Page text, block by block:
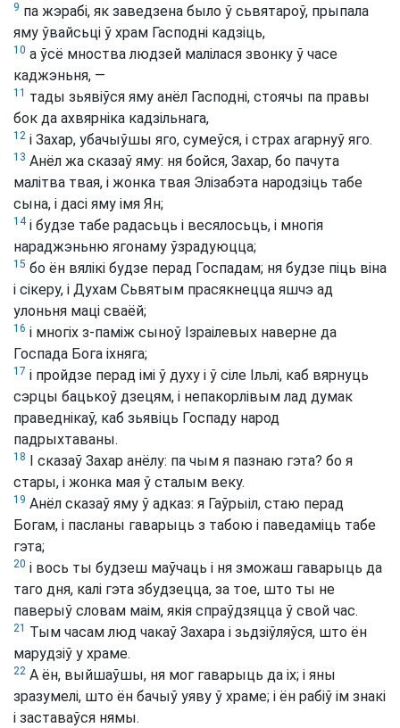
9 па жэрабі, як заведзена было ў сьвятароў, прыпала
яму ўвайсьці ў храм Гасподні кадзіць,
10 а ўсё мноства людзей малілася звонку ў часе
каджэньня, —
11 тады зьявіўся яму анёл Гасподні, стоячы па правы
бок да ахвярніка кадзільнага,
12 і Захар, убачыўшы яго, сумеўся, і страх агарнуў яго.
13 Анёл жа сказаў яму: ня бойся, Захар, бо пачута
малітва твая, і жонка твая Элізабэта народзіць табе
сына, і дасі яму імя Ян;
14і будзе табе радасьць і весялосьць, і многія
нараджэньню ягонаму ўзрадуюцца;
15 бо ён вялікі будзе перад Госпадам; ня будзе піць віна
і сікеру, і Духам Сьвятым прасякнецца яшчэ ад
улоньня маці сваёй;
16 і многіх з-паміж сыноў Ізраілевых наверне да
Госпада Бога іхняга;
17 і пройдзе перад імі ў духу і ў сіле Ільлі, каб вярнуць
сэрцы бацькоў дзецям, і непакорлівым лад думак
праведнікаў, каб зьявіць Госпаду народ
падрыхтаваны.
18
І сказаў Захар анёлу: па чым я пазнаю гэта? бо я
стары, і жонка мая ў сталым веку.
19 Анёл сказаў яму ў адказ: я Гаўрыіл, стаю перад
Богам, і пасланы гаварыць з табою і паведаміць табе
гэта;
20 і вось ты будзеш маўчаць і ня зможаш гаварыць да
таго дня, калі гэта збудзецца, за тое, што ты не
паверыў словам маім, якія спраўдзяцца ў свой час.
21 Тым часам люд чакаў Захара і зьдзіўляўся, што ён
марудзіў у храме.
22 А ён, выйшаўшы, ня мог гаварыць да іх; і яны
зразумелі, што ён бачыў уяву ў храме; і ён рабіў ім знакі
і заставаўся нямы.